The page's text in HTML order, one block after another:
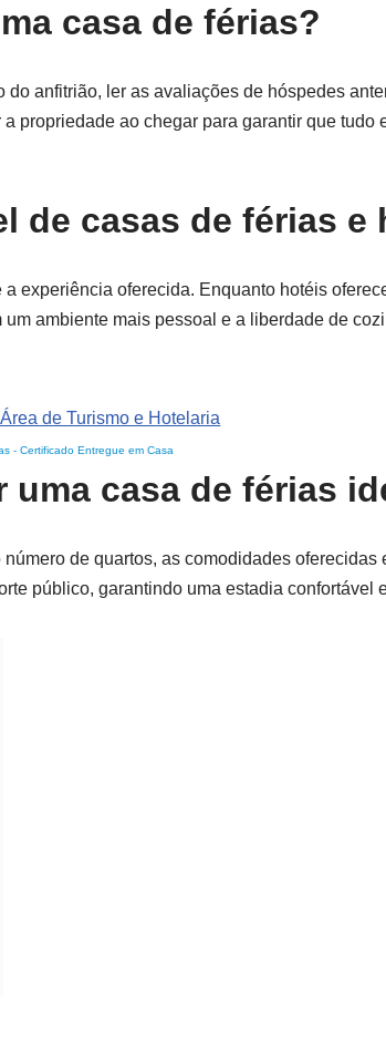
casa de férias?
anfitrião, ler as avaliações de hóspedes
propriedade ao chegar para garantir que tudo
de casas de férias e
experiência oferecida. Enquanto hotéis
ambiente mais pessoal e a liberdade de
- Certificado Entregue em Casa
casa de férias
de quartos, as comodidades oferecidas
público, garantindo uma estadia confortável